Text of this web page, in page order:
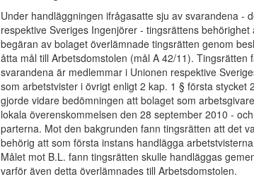
Under handläggningen ifrågasatte sju av svarandena -
respektive Sveriges Ingenjörer - tingsrättens
begäran av bolaget överlämnade tingsrätten genom
åtta mål till Arbetsdomstolen (mål A 42/11). Tingsrätten
svarandena är medlemmar i Unionen respektive
som arbetstvister i övrigt enligt 2 kap. 1 § första stycket
gjorde vidare bedömningen att bolaget som
lokala överenskommelsen den 28 september 2010 -
parterna. Mot den bakgrunden fann tingsrätten att det
behörig att som första instans handlägga
Målet mot B.L. fann tingsrätten skulle handläggas
varför även detta överlämnades till Arbetsdomstolen.